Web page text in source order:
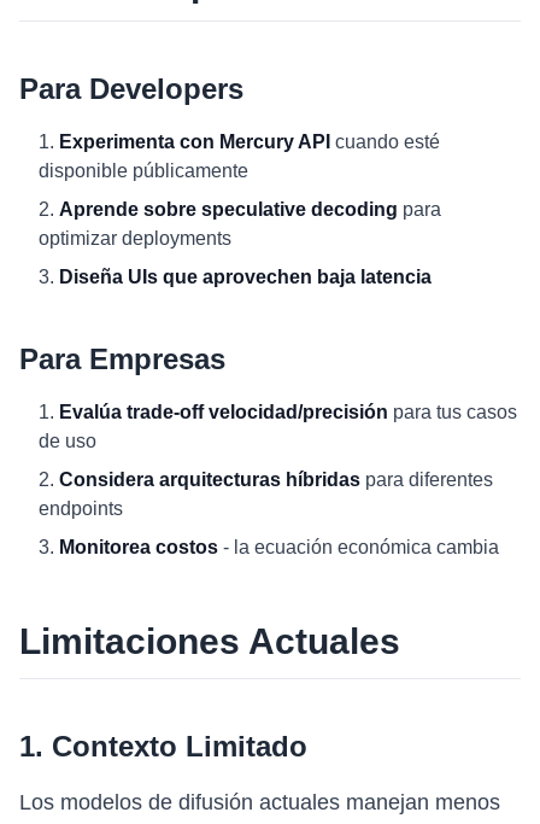
Para Developers
Experimenta con Mercury API cuando esté
disponible públicamente
Aprende sobre speculative decoding para
optimizar deployments
Diseña UIs que aprovechen baja latencia
Para Empresas
Evalúa trade-off velocidad/precisión para tus casos
de uso
Considera arquitecturas híbridas para diferentes
endpoints
Monitorea costos - la ecuación económica cambia
Limitaciones Actuales
1. Contexto Limitado
Los modelos de difusión actuales manejan menos